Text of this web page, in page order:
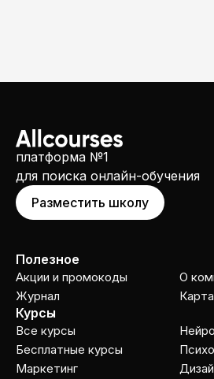
платформа №1
для поиска онлайн-обучения
Разместить школу
Полезное
Акции и промокоды
Журнал
О
Курсы
Все курсы
Бесплатные курсы
Маркетинг